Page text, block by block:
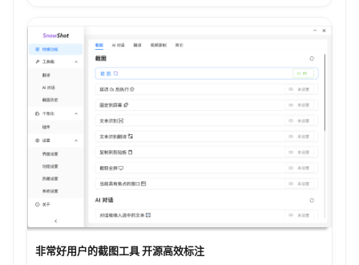
非常好用户的截图工具 开源高效标注